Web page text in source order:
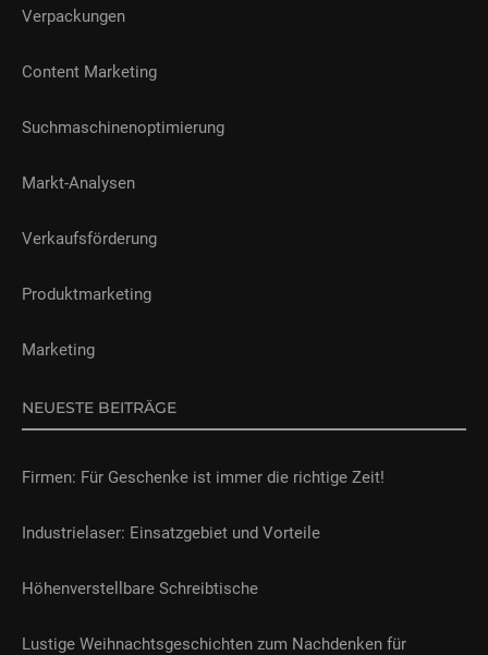
Verpackungen
Content Marketing
Suchmaschinenoptimierung
Markt-Analysen
Verkaufsförderung
Produktmarketing
Marketing
NEUESTE BEITRÄGE
Firmen: Für Geschenke ist immer die richtige Zeit!
Industrielaser: Einsatzgebiet und Vorteile
Höhenverstellbare Schreibtische
Lustige Weihnachtsgeschichten zum Nachdenken für